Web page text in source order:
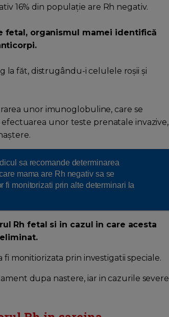
16% din populație are Rh negativ.
fetal, organismul mamei identifică
la făt, distrugându-i celulele roșii și
unor imunoglobuline, care se
unor teste prenatale invazive,
sa recomande determinarea
mama are Rh negativ sa se
fi monitorizati prin alte determinari la
Rh fetal si in cazul in care acesta
fi monitiorizata prin investigatii speciale.
dupa nastere, iar in cazurile severe